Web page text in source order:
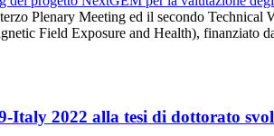
Plenary Meeting ed il secondo
Field Exposure and Health), finanziato
Italy 2022 alla tesi di dottorato